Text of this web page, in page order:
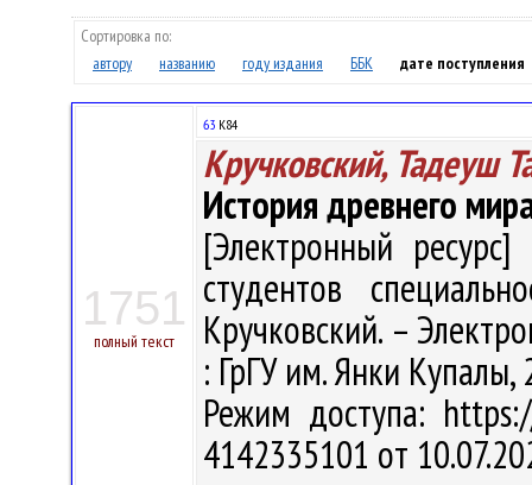
Сортировка по:
автору
названию году издания ББК дате поступления
1751
полный текст
63 К84
Кручковский, Тадеуш
История древнего
[Электронный
студентов
Кручковский. –
: ГрГУ им. Янки Купалы,
Режим доступа:
4142335101 от